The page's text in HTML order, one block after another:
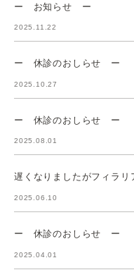
ー お知らせ ー
2025.11.22
ー 休診のおしらせ ー
2025.10.27
ー 休診のおしらせ ー
2025.08.01
遅くなりましたがフィラリ
2025.06.10
ー 休診のおしらせ ー
2025.04.01